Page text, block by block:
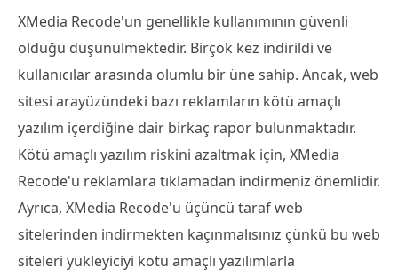
XMedia Recode'un genellikle kullanımının güvenli
olduğu düşünülmektedir. Birçok kez indirildi ve
kullanıcılar arasında olumlu bir üne sahip. Ancak, web
sitesi arayüzündeki bazı reklamların kötü amaçlı
yazılım içerdiğine dair birkaç rapor bulunmaktadır.
Kötü amaçlı yazılım riskini azaltmak için, XMedia
Recode'u reklamlara tıklamadan indirmeniz önemlidir.
Ayrıca, XMedia Recode'u üçüncü taraf web
sitelerinden indirmekten kaçınmalısınız çünkü bu web
siteleri yükleyiciyi kötü amaçlı yazılımlarla